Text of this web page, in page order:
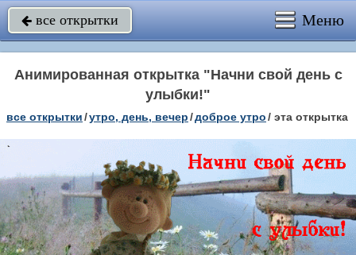
 все открытки Меню
Анимированная открытка "Начни свой день с
улыбки!"
все открытки/утро, день, вечер/доброе утро/ эта открытка